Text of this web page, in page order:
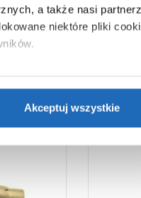
a także nasi
niektóre pliki
Jeśli chcesz
Akceptuj wszystkie